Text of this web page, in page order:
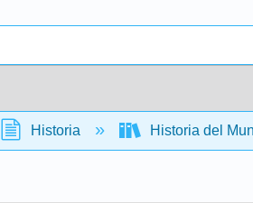
Historia Historia del